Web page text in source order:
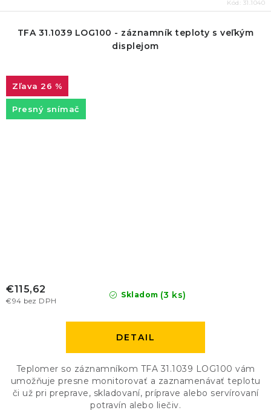
Kód: 31.1040
TFA 31.1039 LOG100 - záznamník teploty s veľkým
displejom
26 %
Presný snímač
Skladom (3 ks)
€94 bez DPH
€115,62
DETAIL
Teplomer so záznamníkom TFA 31.1039 LOG100 vám
umožňuje presne monitorovať a zaznamenávať teplotu
či už pri preprave, skladovaní, príprave alebo servírovaní
potravín alebo liečiv.